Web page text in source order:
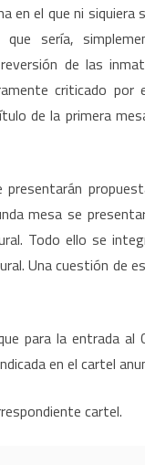
en el que ni siquiera
sería,
de las
criticado por
de la primera
mesa se
Todo ello se
Una cuestión de
para la entrada al
en el cartel
cartel.